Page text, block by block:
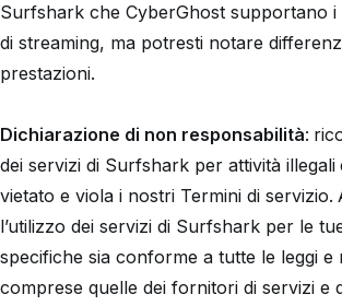
Surfshark che CyberGhost supportano i
di streaming, ma potresti notare
prestazioni.
Dichiarazione di non responsabilità:
dei servizi di Surfshark per attività illegali
vietato e viola i nostri Termini di servizio.
l’utilizzo dei servizi di Surfshark per le
specifiche sia conforme a tutte le leggi e
comprese quelle dei fornitori di servizi e